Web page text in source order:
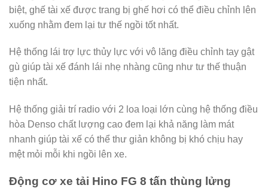
biệt, ghế tài xế được trang bị ghế hơi có thể điều chỉnh lên
xuống nhằm đem lại tư thế ngồi tốt nhất.
Hệ thống lái trợ lực thủy lực với vô lăng điều chỉnh tay gật
gù giúp tài xế đánh lái nhẹ nhàng cũng như tư thế thuận
tiện nhất.
Hệ thống giải trí radio với 2 loa loại lớn cùng hệ thống điều
hòa Denso chất lượng cao đem lại khả năng làm mát
nhanh giúp tài xế có thể thư giản không bị khó chịu hay
mệt mỏi mỗi khi ngồi lên xe.
Động cơ xe tải Hino FG 8 tấn thùng lửng